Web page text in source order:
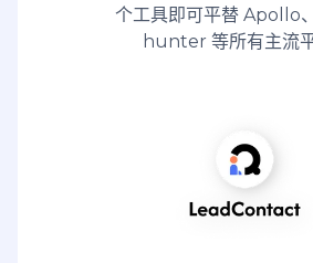
个工具即可平替 Apollo
hunter 等所有主流平